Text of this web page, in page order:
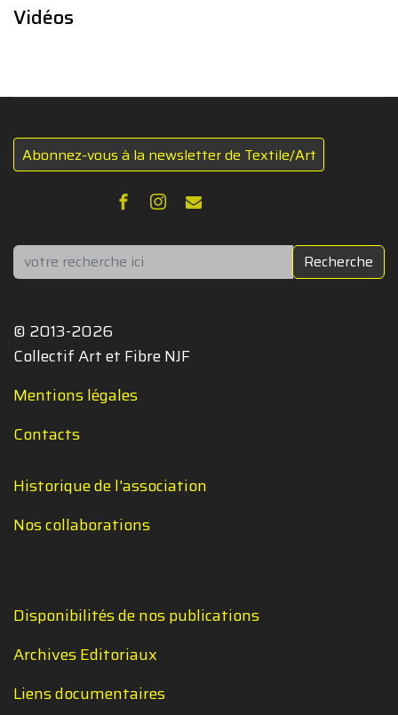
Vidéos
Abonnez-vous à la newsletter de Textile/Art
Rechercher Recherche
© 2013-2026
Collectif Art et Fibre NJF
Mentions légales
Contacts
Historique de l'association
Nos collaborations
Disponibilités de nos publications
Archives Editoriaux
Liens documentaires